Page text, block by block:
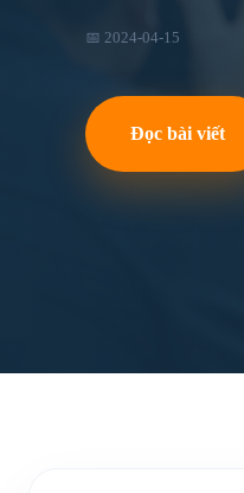
📅 2024-04-15
Đọc bài viết